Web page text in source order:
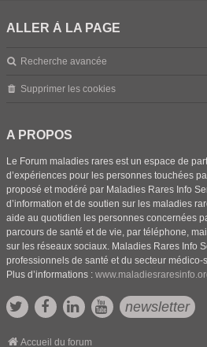
ALLER À LA PAGE
Recherche avancée
Supprimer les cookies
A PROPOS
Le Forum maladies rares est un espace de
d’expériences pour les personnes touchées
proposé et modéré par Maladies Rares Info
d’information et de soutien sur les maladies
aide au quotidien les personnes concernées
parcours de santé et de vie, par téléphone,
sur les réseaux sociaux. Maladies Rares Info
professionnels de santé et du secteur médico-
Plus d’informations :
newsletter
Accueil du forum